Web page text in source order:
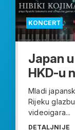
KONCERT
Japan
HKD-u
Mladi
Rijeku
videoigara...
DETALJNIJE